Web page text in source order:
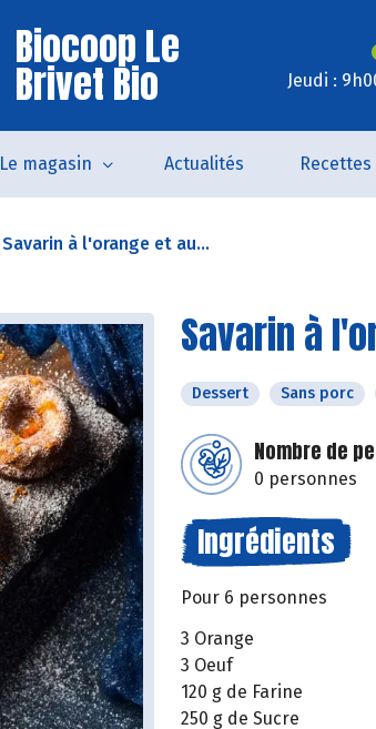
Biocoop Le
Brivet Bio Jeudi :
Le magasin Actualités Recettes
Savarin à l'orange et au...
Savarin à
Dessert Sans porc
Nombre de
0 personnes
Ingrédients
Pour 6 personnes
3 Orange
3 Oeuf
120 g de Farine
250 g de Sucre